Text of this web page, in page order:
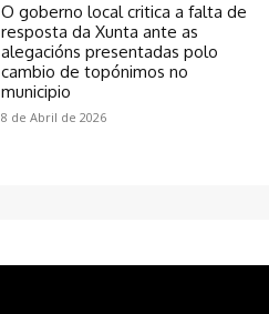
O goberno local critica a falta de
resposta da Xunta ante as
alegacións presentadas polo
cambio de topónimos no
municipio
8 de Abril de 2026